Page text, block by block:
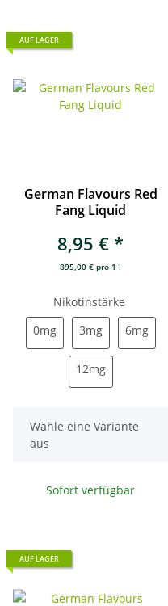
AUF LAGER
German Flavours Red
Fang Liquid
8,95 € *
895,00 € pro 1 l
Nikotinstärke
0mg0mg 3mg3mg 6mg6mg
12mg12mg
x
Wähle eine Variante
aus
Sofort verfügbar
AUF LAGER